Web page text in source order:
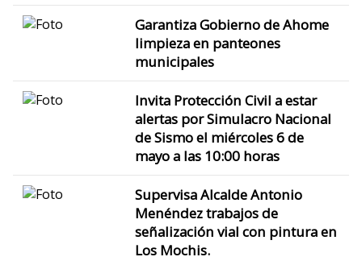
Garantiza Gobierno de Ahome
limpieza en panteones
municipales
Invita Protección Civil a estar
alertas por Simulacro Nacional
de Sismo el miércoles 6 de
mayo a las 10:00 horas
Supervisa Alcalde Antonio
Menéndez trabajos de
señalización vial con pintura en
Los Mochis.